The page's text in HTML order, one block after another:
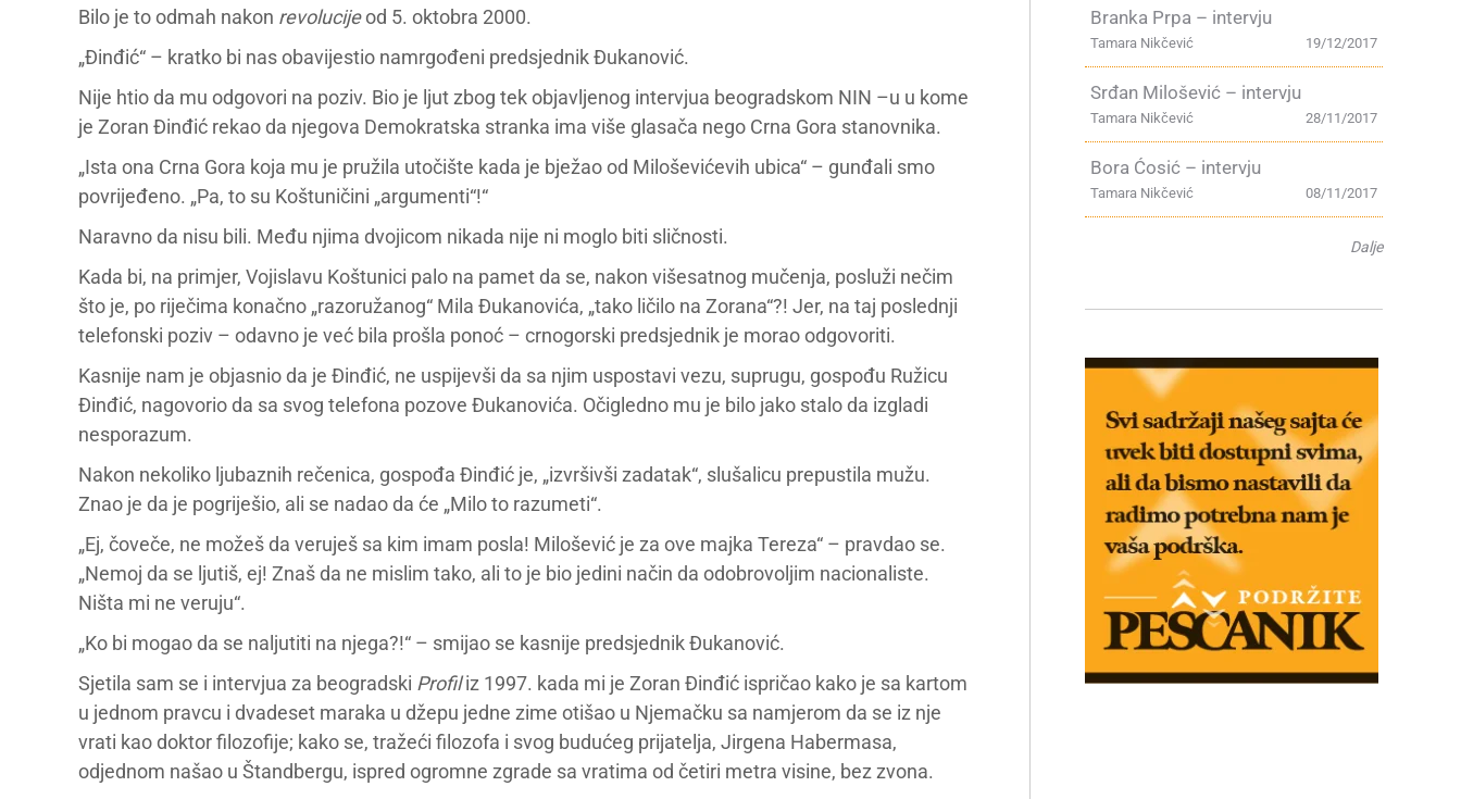
Bilo je to odmah nakon revolucijeod 5. oktobra 2000.
„Đinđić“ – kratko bi nas obavijestio namrgođeni predsjednik Đukanović.
Nije htio da mu odgovori na poziv. Bio je ljut zbog tek objavljenog intervjua beogradskom NIN –u u kome
je Zoran Đinđić rekao da njegova Demokratska stranka ima više glasača nego Crna Gora stanovnika.
„Ista ona Crna Gora koja mu je pružila utočište kada je bježao od Miloševićevih ubica“ – gunđali smo
povrijeđeno. „Pa, to su Koštuničini „argumenti“!“
Naravno da nisu bili. Među njima dvojicom nikada nije ni moglo biti sličnosti.
Kada bi, na primjer, Vojislavu Koštunici palo na pamet da se, nakon višesatnog mučenja, posluži nečim
što je, po riječima konačno „razoružanog“ Mila Đukanovića, „tako ličilo na Zorana“?! Jer, na taj poslednji
telefonski poziv – odavno je već bila prošla ponoć – crnogorski predsjednik je morao odgovoriti.
Kasnije nam je objasnio da je Đinđić, ne uspijevši da sa njim uspostavi vezu, suprugu, gospođu Ružicu
Đinđić, nagovorio da sa svog telefona pozove Đukanovića. Očigledno mu je bilo jako stalo da izgladi
nesporazum.
Nakon nekoliko ljubaznih rečenica, gospođa Đinđić je, „izvršivši zadatak“, slušalicu prepustila mužu.
Znao je da je pogriješio, ali se nadao da će „Milo to razumeti“.
„Ej, čoveče, ne možeš da veruješ sa kim imam posla! Milošević je za ove majka Tereza“ – pravdao se.
„Nemoj da se ljutiš, ej! Znaš da ne mislim tako, ali to je bio jedini način da odobrovoljim nacionaliste.
Ništa mi ne veruju“.
„Ko bi mogao da se naljutiti na njega?!“ – smijao se kasnije predsjednik Đukanović.
Sjetila sam se i intervjua za beogradski Profiliz 1997. kada mi je Zoran Đinđić ispričao kako je sa kartom
u jednom pravcu i dvadeset maraka u džepu jedne zime otišao u Njemačku sa namjerom da se iz nje
vrati kao doktor filozofije; kako se, tražeći filozofa i svog budućeg prijatelja, Jirgena Habermasa,
odjednom našao u Štandbergu, ispred ogromne zgrade sa vratima od četiri metra visine, bez zvona.
Branka Prpa – intervju
19/12/2017
Tamara Nikčević
Srđan Milošević – intervju
28/11/2017
Tamara Nikčević
Bora Ćosić – intervju
08/11/2017
Tamara Nikčević
Dalje